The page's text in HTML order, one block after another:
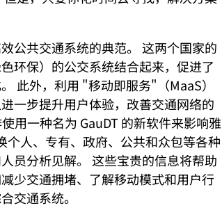
公共交通系统的典范。 这两个国家的
环保）的公交系统结合起来，促进了
此外，利用 "移动即服务"（MaaS）
一步提升用户体验，改善交通网络的
用一种名为 GauDT 的新软件来影响雅
人、专有、政府、公共和众包等各种
员分析见解。 这些宝贵的信息将帮助
少交通拥堵、了解移动模式和用户行
交通系统。